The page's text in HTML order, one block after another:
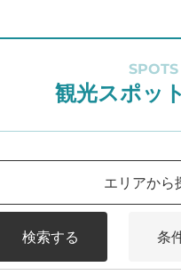
SPOTS
観光スポッ
エリアから
検索する 条